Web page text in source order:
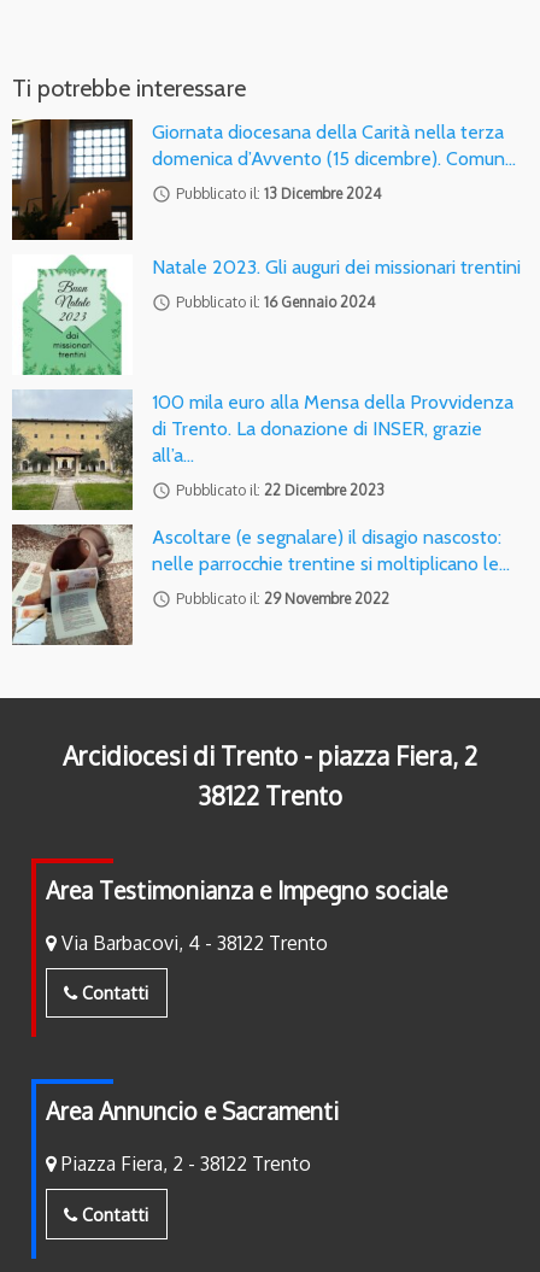
Ti potrebbe interessare
Giornata diocesana della Carità nella terza
domenica d’Avvento (15 dicembre). Comun…
access_time Pubblicato il: 13 Dicembre 2024
Natale 2023. Gli auguri dei missionari trentini
access_time Pubblicato il: 16 Gennaio 2024
100 mila euro alla Mensa della Provvidenza
di Trento. La donazione di INSER, grazie
all’a…
access_time Pubblicato il: 22 Dicembre 2023
Ascoltare (e segnalare) il disagio nascosto:
nelle parrocchie trentine si moltiplicano le…
access_time Pubblicato il: 29 Novembre 2022
Arcidiocesi di Trento - piazza Fiera, 2
38122 Trento
Area Testimonianza e Impegno sociale
Via Barbacovi, 4 - 38122 Trento
Contatti
Area Annuncio e Sacramenti
Piazza Fiera, 2 - 38122 Trento
Contatti